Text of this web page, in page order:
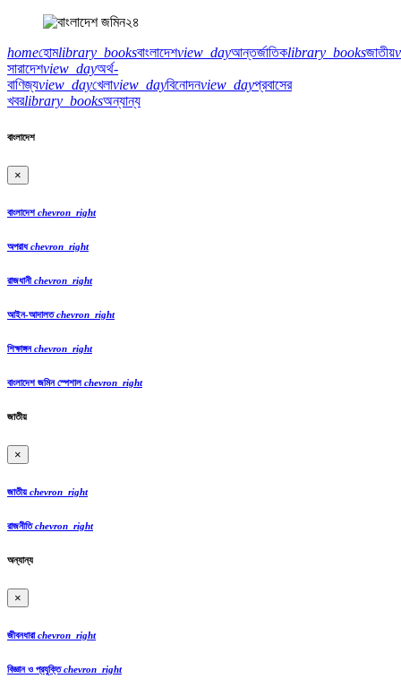
homeহোমlibrary_booksবাংলাদেশview_dayআন্তর্জাতিকlibrary_booksজাতীয়
সারাদেশview_dayঅর্থ-
বাণিজ্যview_dayখেলাview_dayবিনোদনview_dayপ্রবাসের
খবরlibrary_booksঅন্যান্য
বাংলাদেশ
×
বাংলাদেশ chevron_right
অপরাধchevron_right
রাজধানীchevron_right
আইন-আদালতchevron_right
শিক্ষাঙ্গনchevron_right
বাংলাদেশ জমিন স্পেশাল chevron_right
জাতীয়
×
জাতীয়chevron_right
রাজনীতিchevron_right
অন্যান্য
×
জীবনধারাchevron_right
বিজ্ঞান ও প্রযুক্তিchevron_right